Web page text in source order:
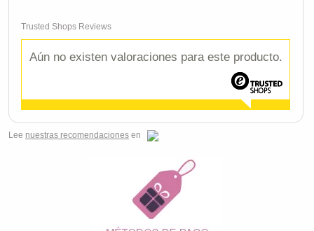
Trusted Shops Reviews
Aún no existen valoraciones para este producto.
Lee nuestras recomendaciones en